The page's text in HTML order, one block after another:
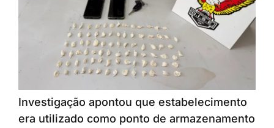
Investigação apontou que estabelecimento
era utilizado como ponto de armazenamento